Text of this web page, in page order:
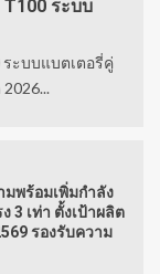
T100 ระบบ
ระบบแบตเตอรี่คู่
มพร้อมเพิ่มกำลัง
3 เท่า ตั้งเป้าผลิต
รองรับความ